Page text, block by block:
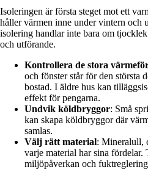
Isoleringen är första steget mot ett
håller värmen inne under vintern och
isolering handlar inte bara om
och utförande.
Kontrollera de stora
och fönster står för den största
bostad. I äldre hus kan
effekt för pengarna.
Undvik köldbryggor: Små
kan skapa köldbryggor där
samlas.
Välj rätt material: Mineralull,
varje material har sina fördelar.
miljöpåverkan och